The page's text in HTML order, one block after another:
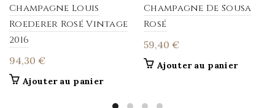
Champagne Louis
Roederer Rosé Vintage
2016
94,30 €
Ajouter au panier
Champagne De Sousa
Rosé
59,40 €
Ajouter au panier